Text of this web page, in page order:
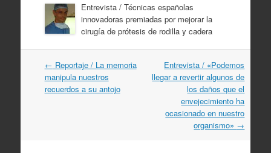
Entrevista / Técnicas españolas
innovadoras premiadas por mejorar la
cirugía de prótesis de rodilla y cadera
Navegación
por
artículos
← Reportaje / La memoria
manipula nuestros
recuerdos a su antojo
Entrevista / «Podemos
llegar a revertir algunos de
los daños que el
envejecimiento ha
ocasionado en nuestro
organismo» →